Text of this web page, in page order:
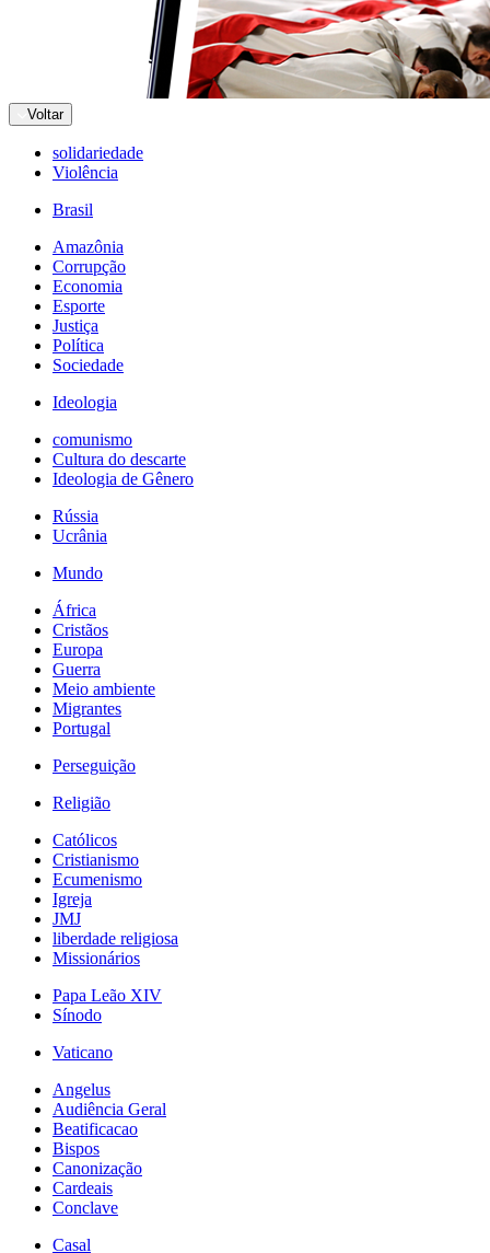
Voltar
solidariedade
Violência
Brasil
Amazônia
Corrupção
Economia
Esporte
Justiça
Política
Sociedade
Ideologia
comunismo
Cultura do descarte
Ideologia de Gênero
Rússia
Ucrânia
Mundo
África
Cristãos
Europa
Guerra
Meio ambiente
Migrantes
Portugal
Perseguição
Religião
Católicos
Cristianismo
Ecumenismo
Igreja
JMJ
liberdade religiosa
Missionários
Papa Leão XIV
Sínodo
Vaticano
Angelus
Audiência Geral
Beatificacao
Bispos
Canonização
Cardeais
Conclave
Casal